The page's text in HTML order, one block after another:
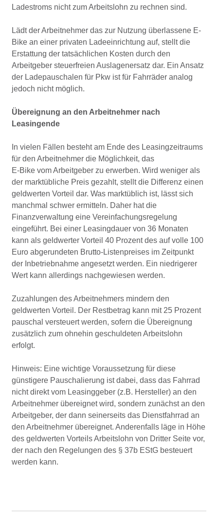
Ladestroms nicht zum Arbeitslohn zu rechnen sind.
Lädt der Arbeitnehmer das zur Nutzung überlassene E-
Bike an einer privaten Ladeeinrichtung auf, stellt die
Erstattung der tatsächlichen Kosten durch den
Arbeitgeber steuerfreien Auslagenersatz dar. Ein Ansatz
der Ladepauschalen für Pkw ist für Fahrräder analog
jedoch nicht möglich.
Übereignung an den Arbeitnehmer nach
Leasingende
In vielen Fällen besteht am Ende des Leasingzeitraums
für den Arbeitnehmer die Möglichkeit, das
E-Bike vom Arbeitgeber zu erwerben. Wird weniger als
der marktübliche Preis gezahlt, stellt die Differenz einen
geldwerten Vorteil dar. Was marktüblich ist, lässt sich
manchmal schwer ermitteln. Daher hat die
Finanzverwaltung eine Vereinfachungsregelung
eingeführt. Bei einer Leasingdauer von 36 Monaten
kann als geldwerter Vorteil 40 Prozent des auf volle 100
Euro abgerundeten Brutto-Listenpreises im Zeitpunkt
der Inbetriebnahme angesetzt werden. Ein niedrigerer
Wert kann allerdings nachgewiesen werden.
Zuzahlungen des Arbeitnehmers mindern den
geldwerten Vorteil. Der Restbetrag kann mit 25 Prozent
pauschal versteuert werden, sofern die Übereignung
zusätzlich zum ohnehin geschuldeten Arbeitslohn
erfolgt.
Hinweis: Eine wichtige Voraussetzung für diese
günstigere Pauschalierung ist dabei, dass das Fahrrad
nicht direkt vom Leasinggeber (z.B. Hersteller) an den
Arbeitnehmer übereignet wird, sondern zunächst an den
Arbeitgeber, der dann seinerseits das Dienstfahrrad an
den Arbeitnehmer übereignet. Anderenfalls läge in Höhe
des geldwerten Vorteils Arbeitslohn von Dritter Seite vor,
der nach den Regelungen des § 37b EStG besteuert
werden kann.